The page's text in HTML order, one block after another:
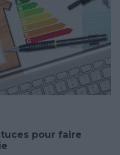
pour faire